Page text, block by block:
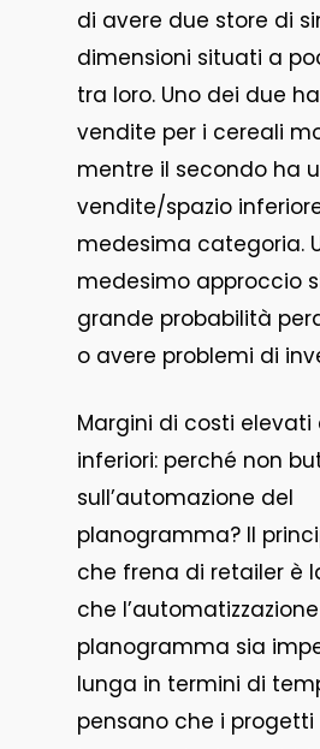
di avere due store di
dimensioni situati a
tra loro. Uno dei due
vendite per i cereali
mentre il secondo ha
vendite/spazio
medesima categoria.
medesimo approccio
grande probabilità
o avere problemi di
Margini di costi elevati
inferiori: perché non
sull’automazione del
planogramma? Il
che frena di retailer è
che
planogramma sia
lunga in termini di
pensano che i progetti